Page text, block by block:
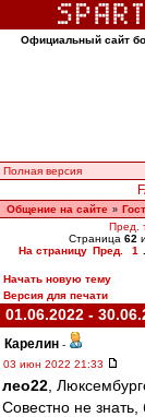
Официальный сайт
Полная версия
Общение на сайте »
Пред.
Страница 62
На страницу Пред. 1
Начать новую тему
Версия для печати
01.06.2022 -
Карелин -
03 июн 2022 21:33
лео22 ,
Совестно не знать,